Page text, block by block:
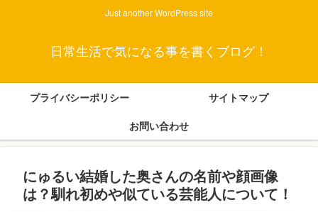
Just another WordPress site
日常生活で気になる事を書くブログ！
プライバシーポリシー
サイトマップ
お問い合わせ
にゅるい結婚した奥さんの名前や顔画像
は？馴れ初めや似ている芸能人について！